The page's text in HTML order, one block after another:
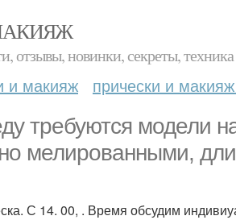
отзывы, новинки, секреты,
и макияж прически и
требуются модели
мелированными,
С 14. 00, . Время обсудим